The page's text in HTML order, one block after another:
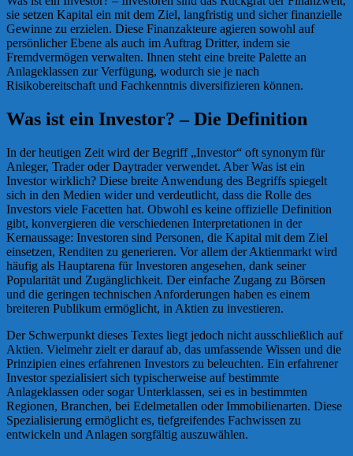
sie setzen Kapital ein mit dem Ziel, langfristig und sicher finanzielle
Gewinne zu erzielen. Diese Finanzakteure agieren sowohl auf
persönlicher Ebene als auch im Auftrag Dritter, indem sie
Fremdvermögen verwalten. Ihnen steht eine breite Palette an
Anlageklassen zur Verfügung, wodurch sie je nach
Risikobereitschaft und Fachkenntnis diversifizieren können.
Was ist ein Investor? – Die Definition
In der heutigen Zeit wird der Begriff „Investor“ oft synonym für
Anleger, Trader oder Daytrader verwendet. Aber Was ist ein
Investor wirklich? Diese breite Anwendung des Begriffs spiegelt
sich in den Medien wider und verdeutlicht, dass die Rolle des
Investors viele Facetten hat. Obwohl es keine offizielle Definition
gibt, konvergieren die verschiedenen Interpretationen in der
Kernaussage: Investoren sind Personen, die Kapital mit dem Ziel
einsetzen, Renditen zu generieren. Vor allem der Aktienmarkt wird
häufig als Hauptarena für Investoren angesehen, dank seiner
Popularität und Zugänglichkeit. Der einfache Zugang zu Börsen
und die geringen technischen Anforderungen haben es einem
breiteren Publikum ermöglicht, in Aktien zu investieren.
Der Schwerpunkt dieses Textes liegt jedoch nicht ausschließlich auf
Aktien. Vielmehr zielt er darauf ab, das umfassende Wissen und die
Prinzipien eines erfahrenen Investors zu beleuchten. Ein erfahrener
Investor spezialisiert sich typischerweise auf bestimmte
Anlageklassen oder sogar Unterklassen, sei es in bestimmten
Regionen, Branchen, bei Edelmetallen oder Immobilienarten. Diese
Spezialisierung ermöglicht es, tiefgreifendes Fachwissen zu
entwickeln und Anlagen sorgfältig auszuwählen.